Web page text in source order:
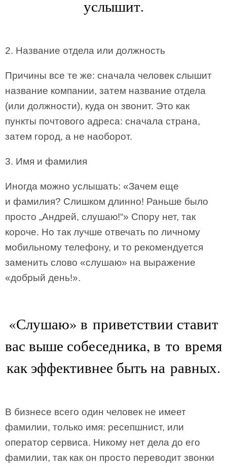
услышит.
2. Название отдела или должность
Причины все те же: сначала человек слышит
название компании, затем название отдела
(или должности), куда он звонит. Это как
пункты почтового адреса: сначала страна,
затем город, а не наоборот.
3. Имя и фамилия
Иногда можно услышать: «Зачем еще
и фамилия? Слишком длинно! Раньше было
просто „Андрей, слушаю!“» Спору нет, так
короче. Но так лучше отвечать по личному
мобильному телефону, и то рекомендуется
заменить слово «слушаю» на выражение
«добрый день!».
«Слушаю» в приветствии ставит
вас выше собеседника, в то время
как эффективнее быть на равных.
В бизнесе всего один человек не имеет
фамилии, только имя: ресепшнист, или
оператор сервиса. Никому нет дела до его
фамилии, так как он просто переводит звонки